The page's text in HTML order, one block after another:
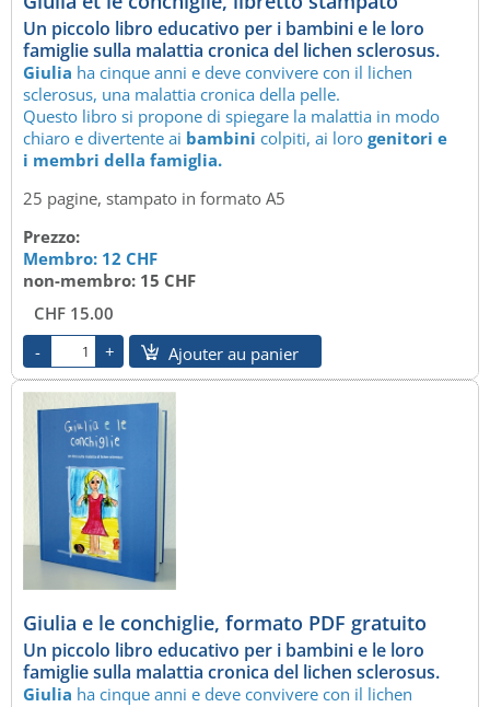
Un piccolo libro educativo per i bambini e le loro
famiglie sulla malattia cronica del lichen sclerosus.
Giulia ha cinque anni e deve convivere con il lichen
sclerosus, una malattia cronica della pelle.
Questo libro si propone di spiegare la malattia in modo
chiaro e divertente ai bambini colpiti, ai loro genitori e
i membri della famiglia.
25 pagine, stampato in formato A5
Prezzo:
Membro: 12 CHF
non-membro: 15 CHF
CHF 15.00
Ajouter au panier
Giulia e le conchiglie, formato PDF gratuito
Un piccolo libro educativo per i bambini e le loro
famiglie sulla malattia cronica del lichen sclerosus.
Giulia ha cinque anni e deve convivere con il lichen